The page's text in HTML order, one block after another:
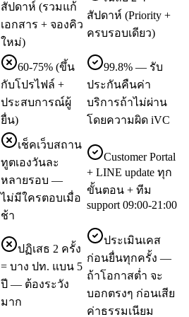
สัปดาห์ (รวมแก้
เอกสาร + จองคิว
ใหม่)
สัปดาห์ (Priority +
ครบรอบเดียว)
60-75% (ขึ้น
กับโปรไฟล์ +
ประสบการณ์ผู้
ยื่น)
99.8% — รับ
ประกันคืนค่า
บริการถ้าไม่ผ่าน
โดยความผิด iVC
เช็คเว็บสถาน
ทูตเองวันละ
หลายรอบ —
ไม่มีใครตอบเมื่อ
ช้า
Customer Portal
+ LINE update ทุก
ขั้นตอน + ทีม
support 09:00-21:00
ปฏิเสธ 2 ครั้ง
= บาง ปท. แบน 5
ปี — ต้องระวัง
มาก
ประเมินเคส
ก่อนยื่นทุกครั้ง —
ถ้าโอกาสต่ำ จะ
บอกตรงๆ ก่อนเสีย
ค่าธรรมเนียม